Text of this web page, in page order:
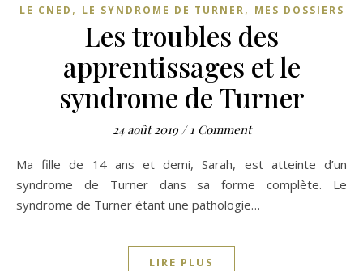
LE CNED , LE SYNDROME DE TURNER, MES DOSSIERS
Les troubles des
apprentissages et le
syndrome de Turner
24 août 2019 / 1 Comment
Ma fille de 14 ans et demi, Sarah, est atteinte d’un
syndrome de Turner dans sa forme complète. Le
syndrome de Turner étant une pathologie…
LIRE PLUS